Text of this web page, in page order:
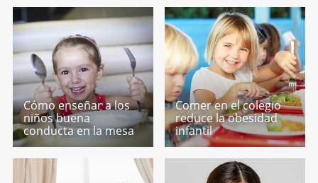
Cómo enseñar a los
niños buena
conducta en la mesa
Comer en el colegio
reduce la obesidad
infantil